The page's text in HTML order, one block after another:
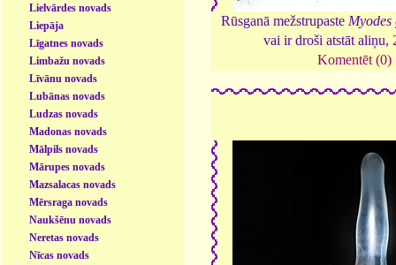
Lielvārdes novads
Liepāja
Līgatnes novads
Limbažu novads
Līvānu novads
Lubānas novads
Ludzas novads
Madonas novads
Mālpils novads
Mārupes novads
Mazsalacas novads
Mērsraga novads
Naukšēnu novads
Neretas novads
Nīcas novads
Rūsganā mežstrupaste Myodes
vai ir droši atstāt aliņu,
Komentēt (0)